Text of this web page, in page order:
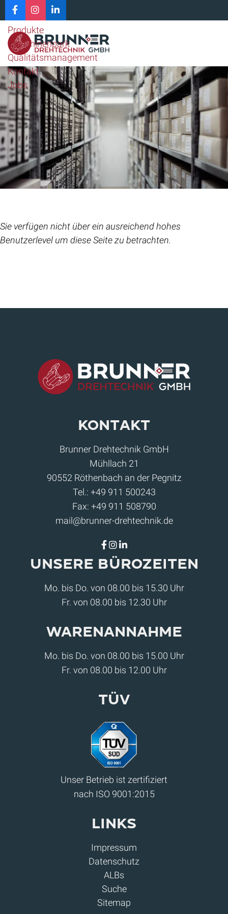
Unternehmen
Produkte
Maschinenpark
Qualitätsmanagement
Kontakt
Jobs
Sie verfügen nicht über ein ausreichend hohes
Benutzerlevel um diese Seite zu betrachten.
Kontakt
Brunner Drehtechnik GmbH
Mühllach 21
90552 Röthenbach an der Pegnitz
Tel.: +49 911 500243
Fax: +49 911 508790
mail@brunner-drehtechnik.de
Unsere Bürozeiten
Mo. bis Do. von 08.00 bis 15.30 Uhr
Fr. von 08.00 bis 12.30 Uhr
Warenannahme
Mo. bis Do. von 08.00 bis 15.00 Uhr
Fr. von 08.00 bis 12.00 Uhr
Tüv
Unser Betrieb ist zertifiziert
nach ISO 9001:2015
Links
Impressum
Datenschutz
ALBs
Suche
Sitemap